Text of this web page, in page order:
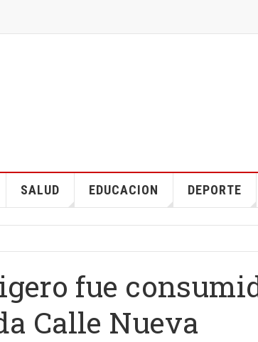
SALUD EDUCACION DEPORTE
fue
Calle Nueva